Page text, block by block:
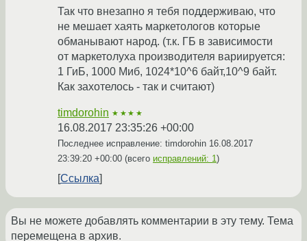
Так что внезапно я тебя поддерживаю, что
не мешает хаять маркетологов которые
обманывают народ. (т.к. ГБ в зависимости
от маркетолуха производителя вариируется:
1 ГиБ, 1000 Миб, 1024*10^6 байт,10^9 байт.
Как захотелось - так и считают)
timdorohin ★★★★
16.08.2017 23:35:26 +00:00
Последнее исправление: timdorohin 16.08.2017
23:39:20 +00:00 (всего исправлений: 1)
Ссылка
Вы не можете добавлять комментарии в эту тему. Тема
перемещена в архив.